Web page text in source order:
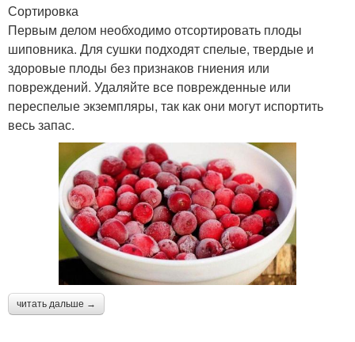
Сортировка
Первым делом необходимо отсортировать плоды
шиповника. Для сушки подходят спелые, твердые и
здоровые плоды без признаков гниения или
повреждений. Удаляйте все поврежденные или
переспелые экземпляры, так как они могут испортить
весь запас.
читать дальше →